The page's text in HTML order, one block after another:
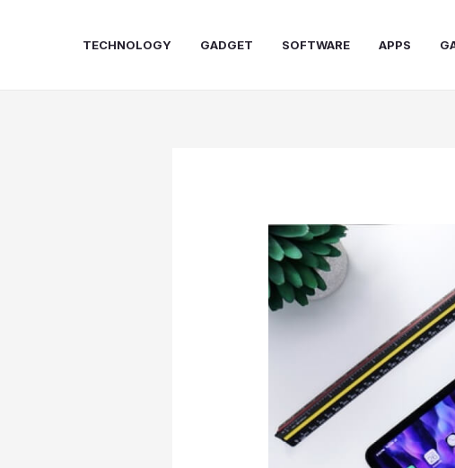
TECHNOLOGY GADGET SOFTWARE APPS